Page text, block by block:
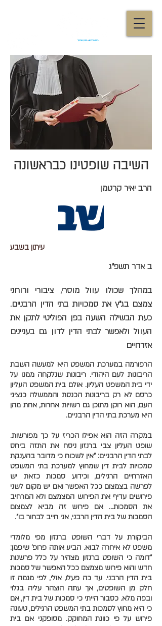
השיבה שופטינו כבראשונה
הרב יאיר קרטמן
עיתון בשבע
ב אדר תשפ"ג
במהלך שכולו עוול מוסרי, ציבורי ורוחני
צמצם בג"ץ את סמכויות בתי הדין הרבניים.
כעת הבשילה השעה בפן הפוליטי לתקן את
העוול ולאפשר לבתי הדין לדון גם בעניינים
אזרחיים
הרפורמה במערכת המשפט היא למעשה השבת
הריבונות לעם היהודי. ריבונות שנלקחה ממנו על
ידי בית המשפט העליון. אולם בית המשפט העליון
כרסם לא רק בריבונות הכנסת והממשלה כנציגי
העם, הוא רוקן מתוכן גם רשויות אחרות, אחת מהן
היא מערכת בתי הדין הרבניים.
במקרה הזה הוא אפילו הכריז על כך מפורשות.
שופט העליון צבי ברנזון ניסח את התזה ביחס
לבתי הדין הרבניים: "אין לשכוח כי מדובר בהענקת
סמכויות לבית דין שמחוץ למערכת בתי המשפט
האזרחיים הרגילים, וכידוע סמכות כזאת יש
לפרשה בצמצום ככל האפשר ואם יש מקום לשני
פירושים עדיף את הפירוש המצמצם ולא המרחיב
את הסמכות... אם פירוש זה מביא לצמצום
הסמכות של בית הדין הרבני, אני חייב לבחור בו".
הביקורת על דברי השופט ברנזון מפי מלומדי
משפט לא איחרה לבוא. הביע אותה פרופ' שיפמן:
"דומה כי השופט ברנזון מצהיר על כלל פרשנות
חדש והוא פירוש מצמצם ככל האפשר של סמכות
בית הדין הרבני. עד כה פעלו, אולי, לפי מגמה זו
חלק מן השופטים, אך עתה הוצהר עליה בגלוי
ובפה מלא. כסבור הייתי כי סמכות של בית דין, אם
כי היא מחוץ לסמכות בתי המשפט הרגילים, טעונה
פירוש על פי כוונת המחוקק. מסופקני אם בית